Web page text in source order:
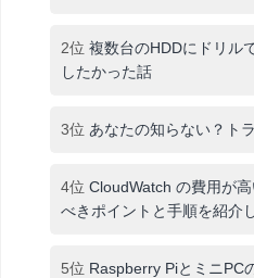
2位 複数台のHDDにドリル
したかった話
3位 あなたの知らない？ト
4位 CloudWatch の費用が
べきポイントと手順を紹介
5位 Raspberry PiとミニPC